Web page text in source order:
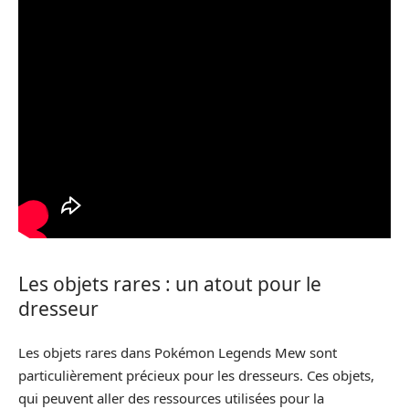
Les objets rares : un atout pour le
dresseur
Les objets rares dans Pokémon Legends Mew sont
particulièrement précieux pour les dresseurs. Ces objets,
qui peuvent aller des ressources utilisées pour la